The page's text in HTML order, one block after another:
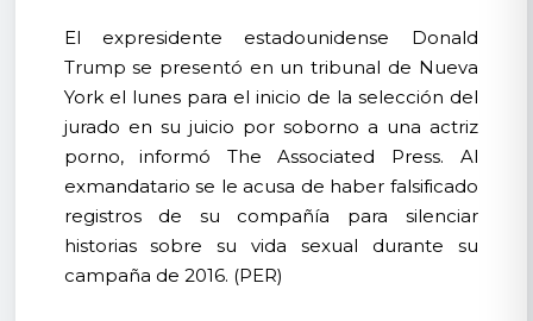
El expresidente estadounidense Donald
Trump se presentó en un tribunal de Nueva
York el lunes para el inicio de la selección del
jurado en su juicio por soborno a una actriz
porno, informó The Associated Press. Al
exmandatario se le acusa de haber falsificado
registros de su compañía para silenciar
historias sobre su vida sexual durante su
campaña de 2016. (PER)